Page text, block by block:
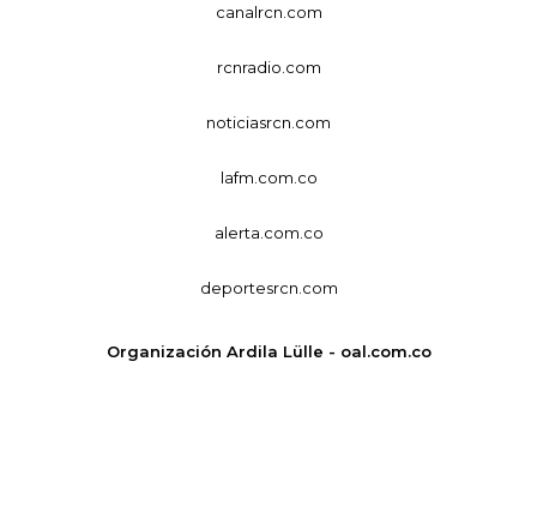
canalrcn.com
rcnradio.com
noticiasrcn.com
lafm.com.co
alerta.com.co
deportesrcn.com
Organización Ardila Lülle - oal.com.co